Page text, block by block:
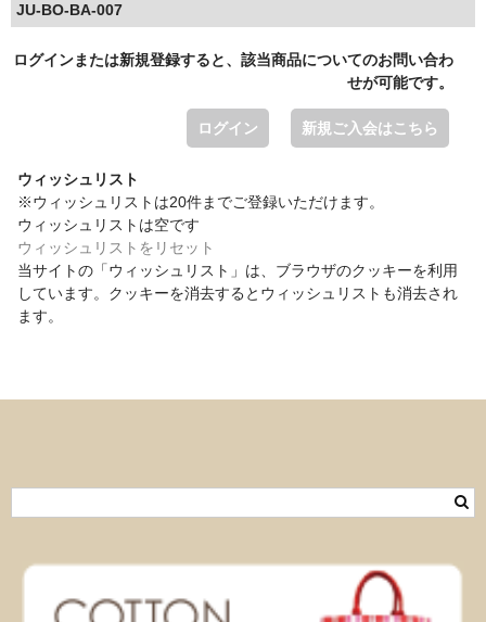
JU-BO-BA-007
ログインまたは新規登録すると、該当商品についてのお問い合わ
せが可能です。
ログイン 新規ご入会はこちら
ウィッシュリスト
※ウィッシュリストは20件までご登録いただけます。
ウィッシュリストは空です
ウィッシュリストをリセット
当サイトの「ウィッシュリスト」は、ブラウザのクッキーを利用
しています。クッキーを消去するとウィッシュリストも消去され
ます。